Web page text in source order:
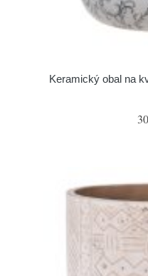
Keramický obal na